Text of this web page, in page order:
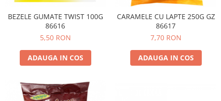
BEZELE GUMATE TWIST 100G
86616
5,50 RON
ADAUGA IN COS
CARAMELE CU LAPTE 250G GZ
86617
7,70 RON
ADAUGA IN COS